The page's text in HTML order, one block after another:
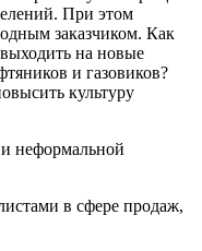
При этом
заказчиком. Как
на новые
и газовиков?
культуру
неформальной
в сфере продаж,